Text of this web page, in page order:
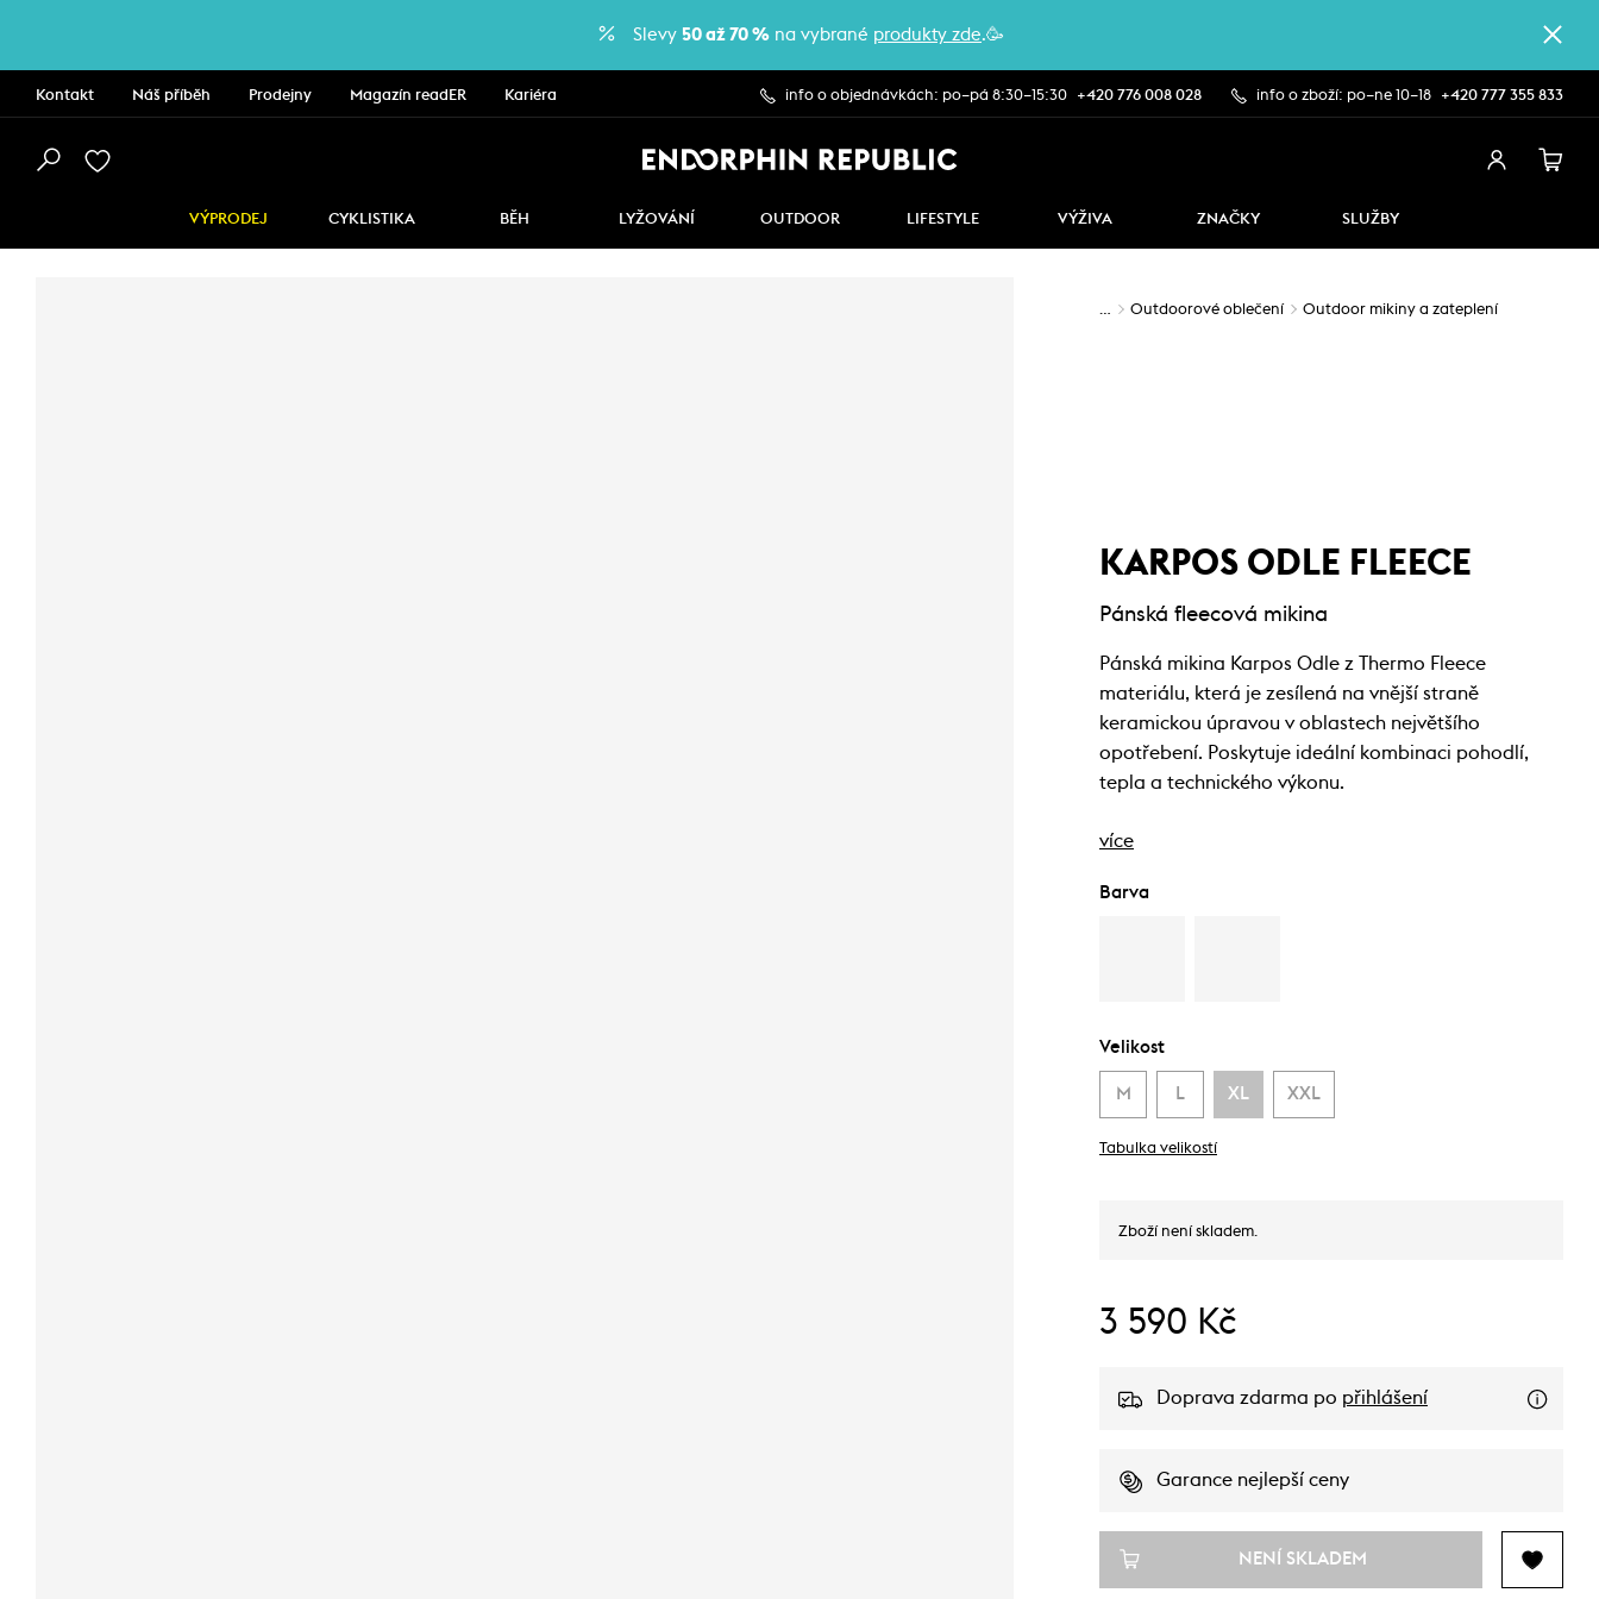
Slevy 50 až 70 % na vybrané produkty zde.🥳
Kontakt Náš příběh Prodejny Magazín readER Kariéra info o objednávkách: po–pá 8:30–15:30 +420 776 008 028 info o zboží: po–ne 10–18 +420 777 355 833
VÝPRODEJ CYKLISTIKA BĚH LYŽOVÁNÍ OUTDOOR LIFESTYLE VÝŽIVA ZNAČKY SLUŽBY
… Outdoorové oblečení Outdoor mikiny a zateplení
KARPOS ODLE FLEECE
Pánská fleecová mikina
Pánská mikina Karpos Odle z Thermo Fleece
materiálu, která je zesílená na vnější straně
keramickou úpravou v oblastech největšího
opotřebení. Poskytuje ideální kombinaci pohodlí,
tepla a technického výkonu.
více
Barva
Velikost
M L XL XXL
Tabulka velikostí
Zboží není skladem.
3 590 Kč
Doprava zdarma po přihlášení
Garance nejlepší ceny
NENÍ SKLADEM